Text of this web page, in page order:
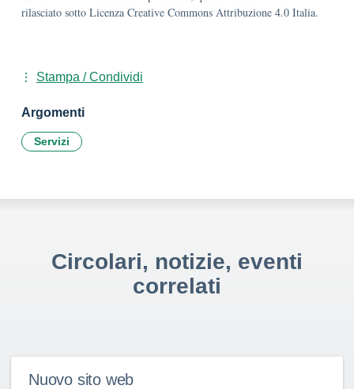
rilasciato sotto Licenza Creative Commons Attribuzione 4.0 Italia.
Stampa / Condividi
Argomenti
Servizi
Circolari, notizie, eventi
correlati
Nuovo sito web